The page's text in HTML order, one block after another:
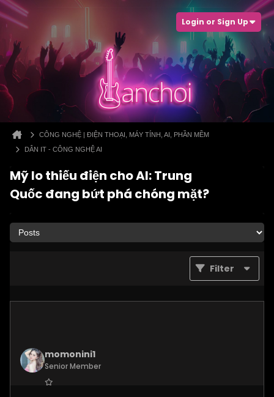
Login or Sign Up
CÔNG NGHỆ | ĐIỆN THOẠI, MÁY TÍNH, AI, PHẦN MỀM
DÂN IT - CÔNG NGHỆ AI
Mỹ lo thiếu điện cho AI: Trung
Quốc đang bứt phá chóng mặt?
Filter
momonini1
Senior Member